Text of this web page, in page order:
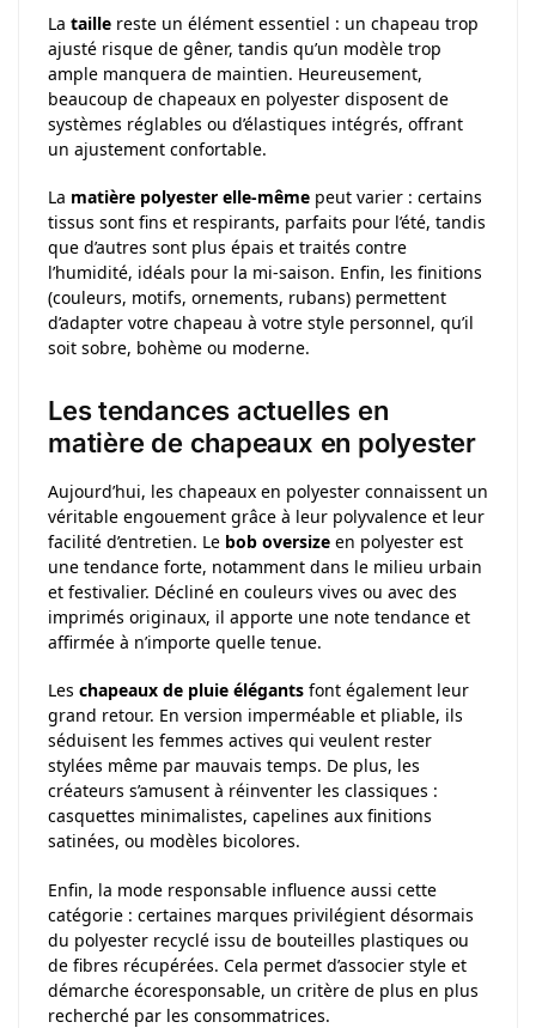
La taille reste un élément essentiel : un chapeau trop
ajusté risque de gêner, tandis qu’un modèle trop
ample manquera de maintien. Heureusement,
beaucoup de chapeaux en polyester disposent de
systèmes réglables ou d’élastiques intégrés, offrant
un ajustement confortable.
La matière polyester elle-même peut varier : certains
tissus sont fins et respirants, parfaits pour l’été, tandis
que d’autres sont plus épais et traités contre
l’humidité, idéals pour la mi-saison. Enfin, les finitions
(couleurs, motifs, ornements, rubans) permettent
d’adapter votre chapeau à votre style personnel, qu’il
soit sobre, bohème ou moderne.
Les tendances actuelles en
matière de chapeaux en polyester
Aujourd’hui, les chapeaux en polyester connaissent un
véritable engouement grâce à leur polyvalence et leur
facilité d’entretien. Le bob oversize en polyester est
une tendance forte, notamment dans le milieu urbain
et festivalier. Décliné en couleurs vives ou avec des
imprimés originaux, il apporte une note tendance et
affirmée à n’importe quelle tenue.
Les chapeaux de pluie élégants font également leur
grand retour. En version imperméable et pliable, ils
séduisent les femmes actives qui veulent rester
stylées même par mauvais temps. De plus, les
créateurs s’amusent à réinventer les classiques :
casquettes minimalistes, capelines aux finitions
satinées, ou modèles bicolores.
Enfin, la mode responsable influence aussi cette
catégorie : certaines marques privilégient désormais
du polyester recyclé issu de bouteilles plastiques ou
de fibres récupérées. Cela permet d’associer style et
démarche écoresponsable, un critère de plus en plus
recherché par les consommatrices.